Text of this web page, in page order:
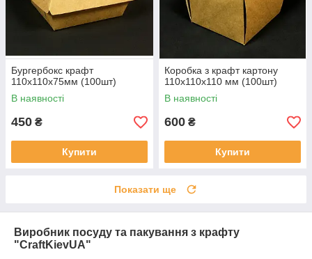
Бургербокс крафт
110х110х75мм (100шт)
В наявності
450 ₴
Купити
Коробка з крафт картону
110х110х110 мм (100шт)
В наявності
600 ₴
Купити
Показати ще
Виробник посуду та пакування з крафту
"CraftKievUA"